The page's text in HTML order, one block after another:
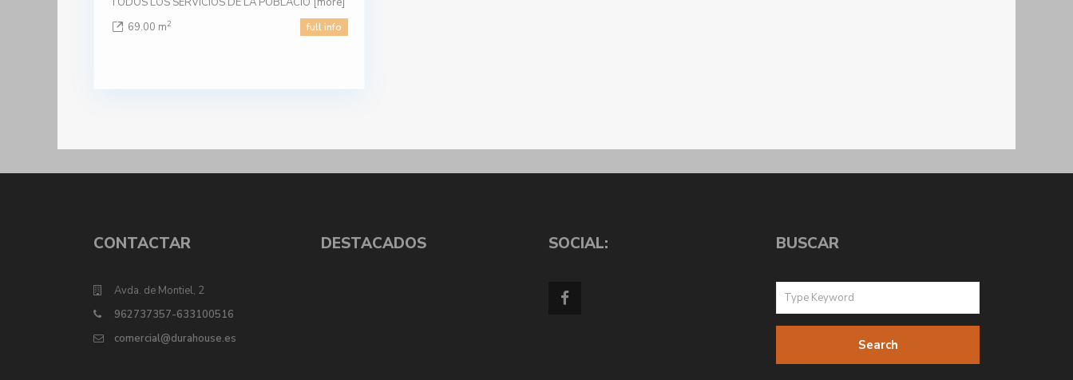
69.00 m2 full info
CONTACTAR
Avda. de Montiel, 2
962737357-633100516
comercial@durahouse.es
DESTACADOS SOCIAL: BUSCAR
Search